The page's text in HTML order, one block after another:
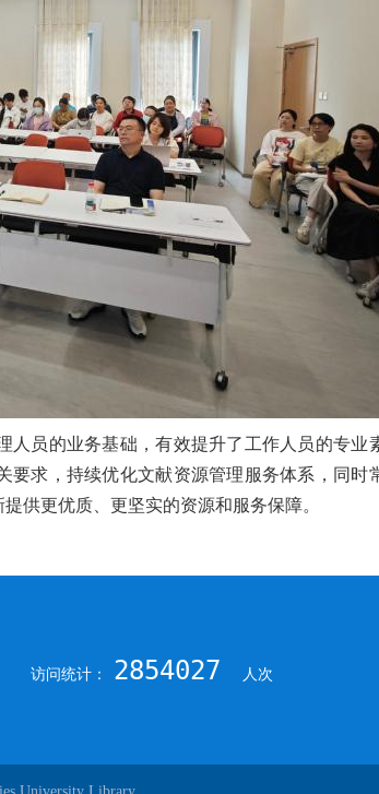
员的业务基础，有效提升了工作人员的专业
求，持续优化文献资源管理服务体系，同时
供更优质、更坚实的资源和服务保障。
访问统计： 2854027 人次